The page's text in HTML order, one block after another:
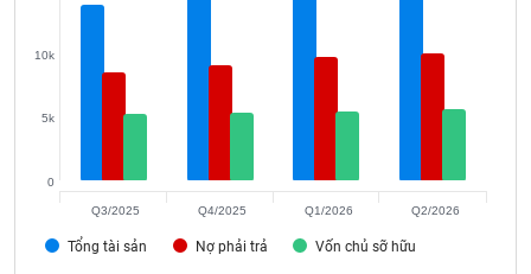
Tổng tài sản Nợ phải trả Vốn chủ sỡ hữu
0
5k
10k
Q3/2025 Q4/2025 Q1/2026 Q2/2026